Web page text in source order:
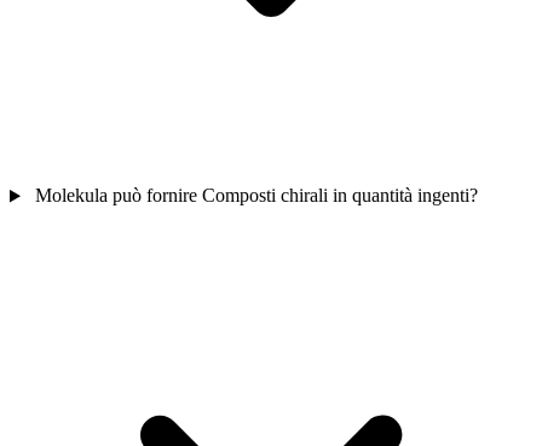
Molekula può fornire Composti chirali in quantità ingenti?